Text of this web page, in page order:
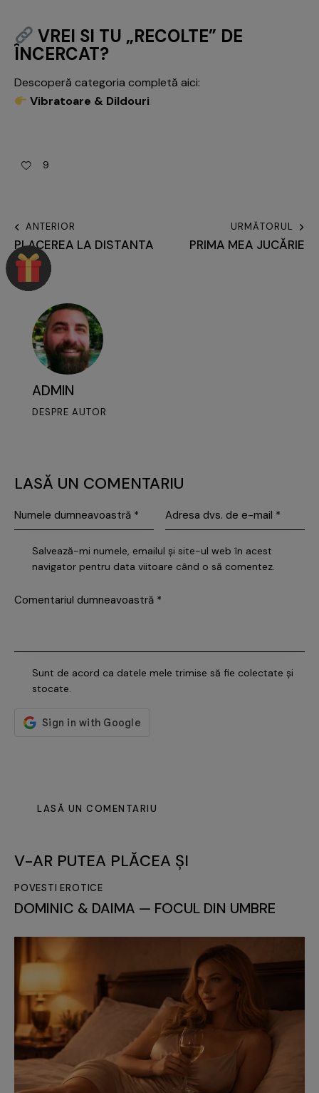
VREI SI TU „RECOLTE” DE
ÎNCERCAT?
Descoperă categoria completă aici:
Vibratoare & Dildouri
9
ANTERIOR
PLACEREA LA DISTANTA
URMĂTORUL
PRIMA MEA JUCĂRIE
ADMIN
DESPRE AUTOR
LASĂ UN COMENTARIU
Salvează-mi numele, emailul și site-ul web în acest
navigator pentru data viitoare când o să comentez.
Sunt de acord ca datele mele trimise să fie colectate și
stocate.
V-AR PUTEA PLĂCEA ȘI
POVESTI EROTICE
DOMINIC & DAIMA — FOCUL DIN UMBRE